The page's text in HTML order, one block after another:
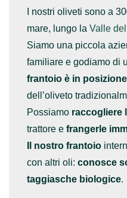
I nostri oliveti sono a
mare, lungo la Valle
Siamo una piccola
familiare e godiamo di
frantoio è in
dell’oliveto
Possiamo raccogliere
trattore e frangerle
Il nostro frantoio
con altri oli: conosce
taggiasche biologice.